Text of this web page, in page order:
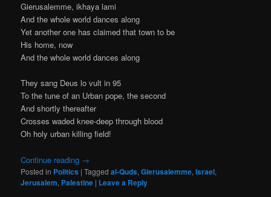
Gierusalemme, ikhaya lami
And the whole world dances along
Yet another one has claimed that town to be
His home, now
And the whole world dances along
They sang Deus lo vult in 95
To the tune of an Urban pope, the second
And shortly thereafter
Crosses waded knee-deep through blood
Oh holy urban killing field!
Continue reading →
Posted in Politics |Tagged al-Quds,Gierusalemme,Israel,
Jerusalem, Palestine | Leave a Reply